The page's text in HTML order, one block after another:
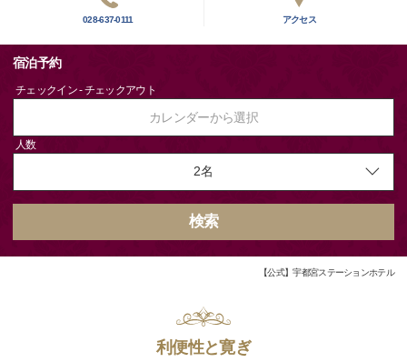
028-637-0111 アクセス
宿泊予約
チェックイン - チェックアウト
カレンダーから選択
人数
検索
【公式】宇都宮ステーションホテル
利便性と寛ぎ